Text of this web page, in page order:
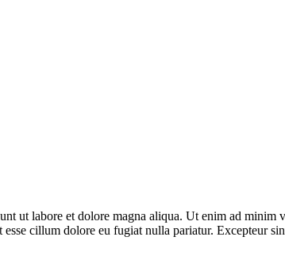
ut labore et dolore magna aliqua. Ut enim ad
cillum dolore eu fugiat nulla pariatur. Excepteur